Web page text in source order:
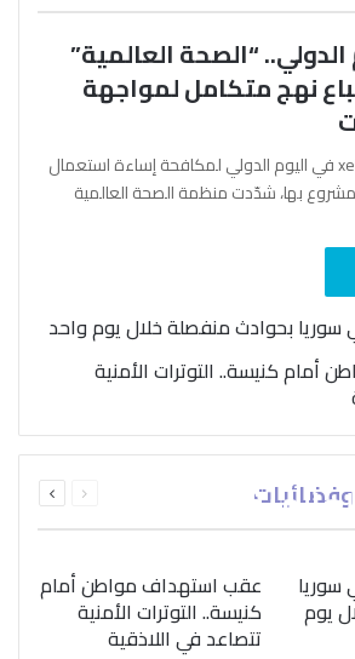
“الصحة العالمية”
نهج متكامل لمواجهة
آفرين علو ـ xeber24.net في اليوم الدولي لمكافحة إساءة استعمال
بها، شدّدت منظمة الصحة العالمية
كنيسة.. التوترات الأمنية
الصفحةالصفحة
الدولي..
تؤكد
نهج متكامل
المخدرات سوريا
يوم
عقب استهداف مواطن أمام
كنيسة.. التوترات الأمنية
تتصاعد في اللاذقية